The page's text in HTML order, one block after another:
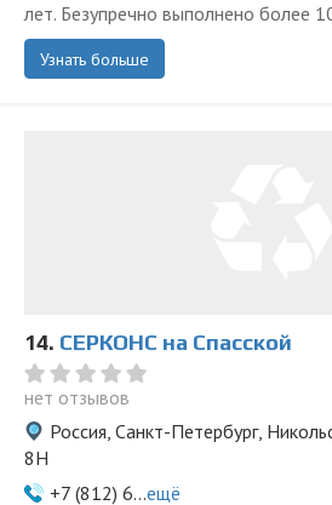
лет. Безупречно выполнено более
Узнать больше
14. СЕРКОНС на Спасской
нет отзывов
Россия, Санкт-Петербург,
8Н
+7 (812) 6...ещё